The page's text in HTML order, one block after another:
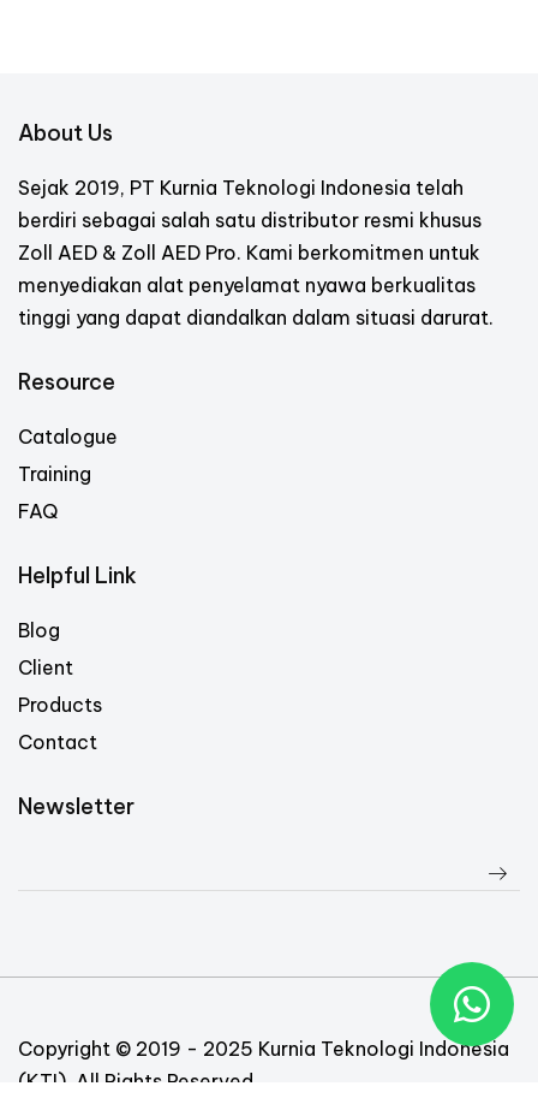
About Us
Sejak 2019, PT Kurnia Teknologi Indonesia telah
berdiri sebagai salah satu distributor resmi khusus
Zoll AED & Zoll AED Pro. Kami berkomitmen untuk
menyediakan alat penyelamat nyawa berkualitas
tinggi yang dapat diandalkan dalam situasi darurat.
Resource
Catalogue
Training
FAQ
Helpful Link
Blog
Client
Products
Contact
Newsletter
Copyright © 2019 - 2025 Kurnia Teknologi Indonesia
(KTI). All Rights Reserved